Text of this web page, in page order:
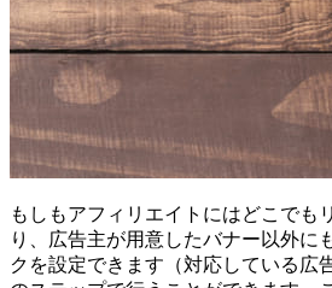
もしもアフィリエイトにはどこでも
り、広告主が用意したバナー以外に
クを設定できます（対応している広